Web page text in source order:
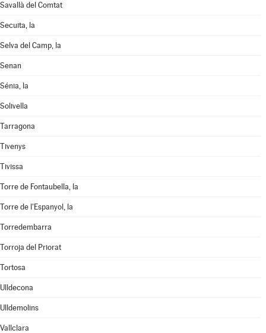
Savallà del Comtat
Secuita, la
Selva del Camp, la
Senan
Sénia, la
Solivella
Tarragona
Tivenys
Tivissa
Torre de Fontaubella, la
Torre de l'Espanyol, la
Torredembarra
Torroja del Priorat
Tortosa
Ulldecona
Ulldemolins
Vallclara